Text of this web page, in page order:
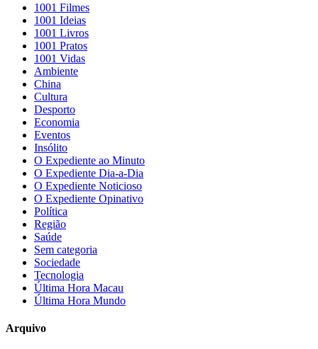
1001 Filmes
1001 Ideias
1001 Livros
1001 Pratos
1001 Vidas
Ambiente
China
Cultura
Desporto
Economia
Eventos
Insólito
O Expediente ao Minuto
O Expediente Dia-a-Dia
O Expediente Noticioso
O Expediente Opinativo
Política
Região
Saúde
Sem categoria
Sociedade
Tecnologia
Última Hora Macau
Última Hora Mundo
Arquivo